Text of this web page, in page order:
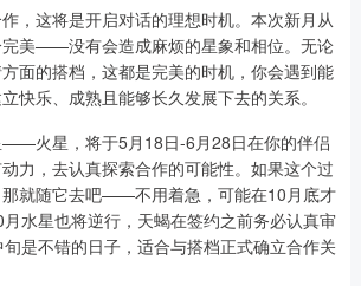
，这将是开启对话的理想时机。本次新月从
美——没有会造成麻烦的星象和相位。无论
面的搭档，这都是完美的时机，你会遇到能
快乐、成熟且能够长久发展下去的关系。
——火星，将于5月18日-6月28日在你的伴侣
力，去认真探索合作的可能性。如果这个过
就随它去吧——不用着急，可能在10月底才
水星也将逆行，天蝎在签约之前务必认真审
是不错的日子，适合与搭档正式确立合作关